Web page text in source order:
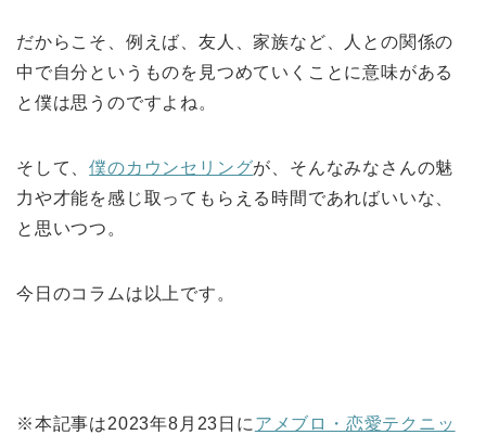
だからこそ、例えば、友人、家族など、人との関係の
中で自分というものを見つめていくことに意味がある
と僕は思うのですよね。
そして、僕のカウンセリングが、そんなみなさんの魅
力や才能を感じ取ってもらえる時間であればいいな、
と思いつつ。
今日のコラムは以上です。
※本記事は2023年8月23日に アメブロ・恋愛テクニッ